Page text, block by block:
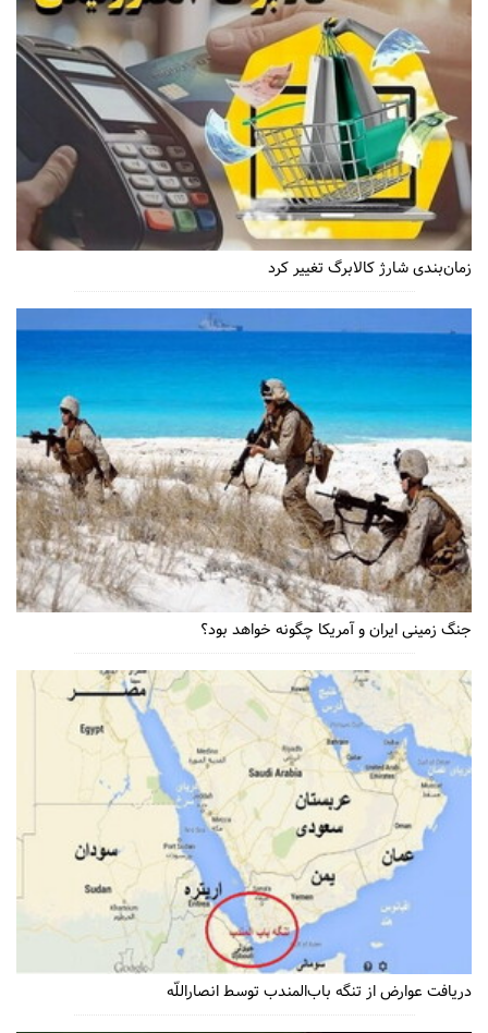
زمان‌بندی شارژ کالابرگ تغییر کرد
جنگ زمینی ایران و آمریکا چگونه خواهد بود؟
دریافت عوارض از تنگه باب‌المندب توسط انصاراللّه